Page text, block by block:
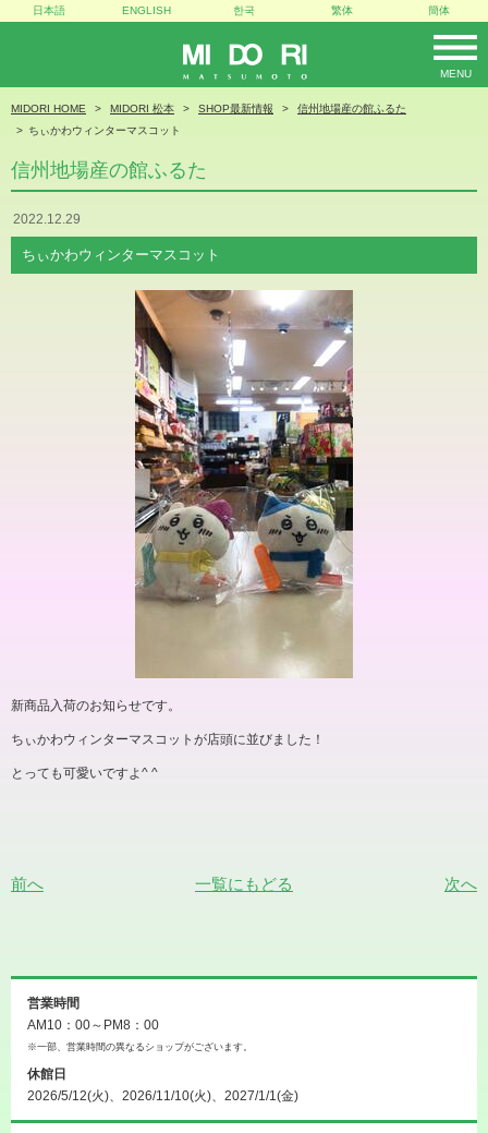
MIDORI
MENU
日本語 ENGLISH 한국 繁体 簡体
MIDORI HOME MIDORI 松本 SHOP最新情報
信州地場産の館ふるた
ちぃかわウィンターマスコット
信州地場産の館ふるた
2022.12.29
ちぃかわウィンターマスコット
新商品入荷のお知らせです。
ちぃかわウィンターマスコットが店頭に並びました！
とっても可愛いですよ^ ^
前へ 一覧にもどる 次へ
営業時間
AM10：00～PM8：00
※一部、営業時間の異なるショップがございます。
休館日
2026/5/12(火)、2026/11/10(火)、2027/1/1(金)